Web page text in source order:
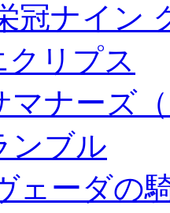
冠ナイン
リプス
マナーズ
ンブル
ェーダの